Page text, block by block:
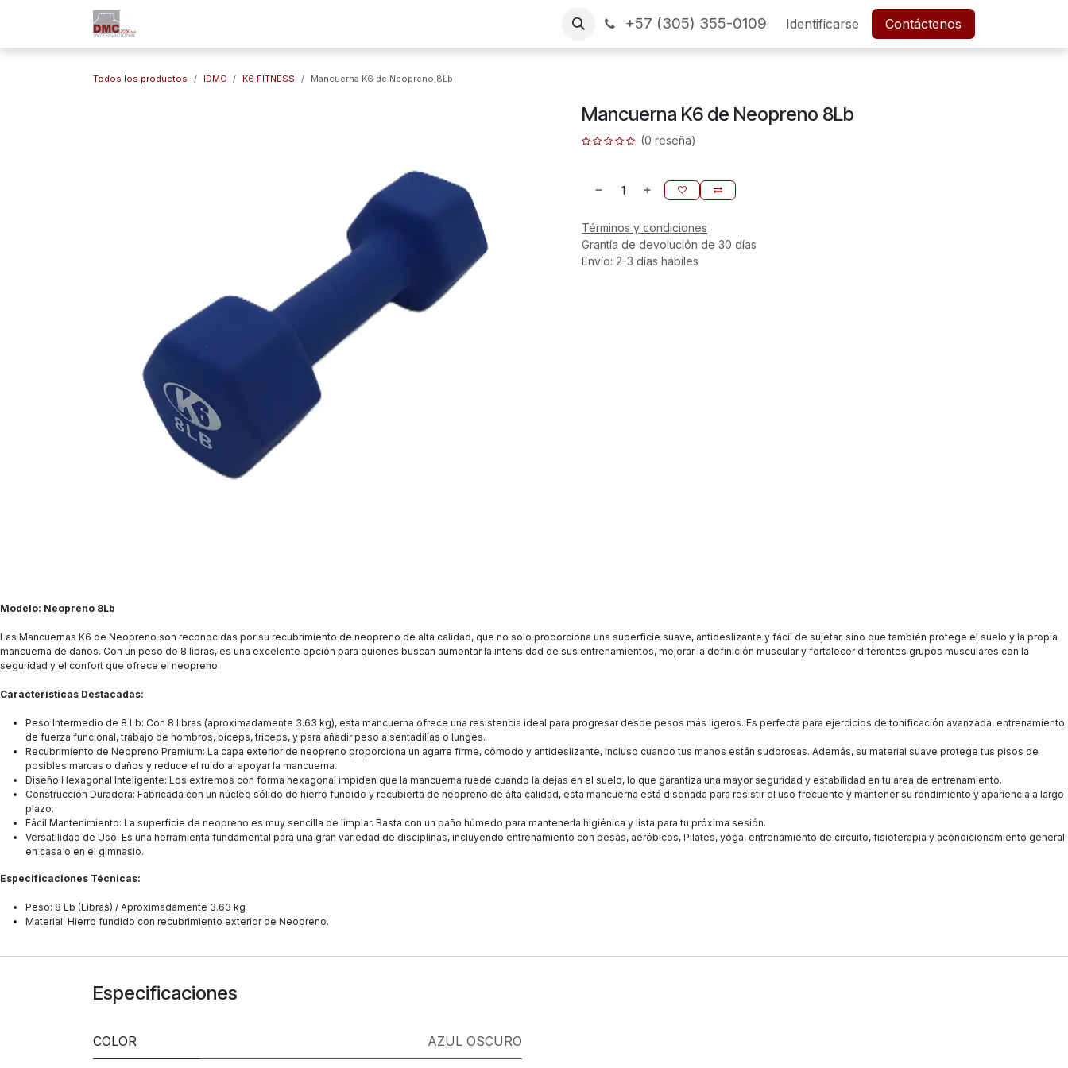
CONTÁCTENOS Financiamiento SERVICIO POSTVENTA Empleos
+57 (305) 355-0109 Identificarse Contáctenos
Todos los productos IDMC K6 FITNESS Mancuerna K6 de Neopreno 8Lb
Mancuerna K6 de Neopreno 8Lb
(0 reseña)
Términos y condiciones
Grantía de devolución de 30 días
Envío: 2-3 días hábiles
Modelo: Neopreno 8Lb
Las Mancuernas K6 de Neopreno son reconocidas por su recubrimiento de neopreno de alta calidad, que no solo proporciona una superficie suave, antideslizante y fácil de sujetar, sino que también protege el suelo y la propia
mancuerna de daños. Con un peso de 8 libras, es una excelente opción para quienes buscan aumentar la intensidad de sus entrenamientos, mejorar la definición muscular y fortalecer diferentes grupos musculares con la
seguridad y el confort que ofrece el neopreno.
Características Destacadas:
Peso Intermedio de 8 Lb: Con 8 libras (aproximadamente 3.63 kg), esta mancuerna ofrece una resistencia ideal para progresar desde pesos más ligeros. Es perfecta para ejercicios de tonificación avanzada, entrenamiento
de fuerza funcional, trabajo de hombros, bíceps, tríceps, y para añadir peso a sentadillas o lunges.
Recubrimiento de Neopreno Premium: La capa exterior de neopreno proporciona un agarre firme, cómodo y antideslizante, incluso cuando tus manos están sudorosas. Además, su material suave protege tus pisos de
posibles marcas o daños y reduce el ruido al apoyar la mancuerna.
Diseño Hexagonal Inteligente: Los extremos con forma hexagonal impiden que la mancuerna ruede cuando la dejas en el suelo, lo que garantiza una mayor seguridad y estabilidad en tu área de entrenamiento.
Construcción Duradera: Fabricada con un núcleo sólido de hierro fundido y recubierta de neopreno de alta calidad, esta mancuerna está diseñada para resistir el uso frecuente y mantener su rendimiento y apariencia a largo
plazo.
Fácil Mantenimiento: La superficie de neopreno es muy sencilla de limpiar. Basta con un paño húmedo para mantenerla higiénica y lista para tu próxima sesión.
Versatilidad de Uso: Es una herramienta fundamental para una gran variedad de disciplinas, incluyendo entrenamiento con pesas, aeróbicos, Pilates, yoga, entrenamiento de circuito, fisioterapia y acondicionamiento general
en casa o en el gimnasio.
Especificaciones Técnicas:
Peso: 8 Lb (Libras) / Aproximadamente 3.63 kg
Material: Hierro fundido con recubrimiento exterior de Neopreno.
Especificaciones
COLOR AZUL OSCURO